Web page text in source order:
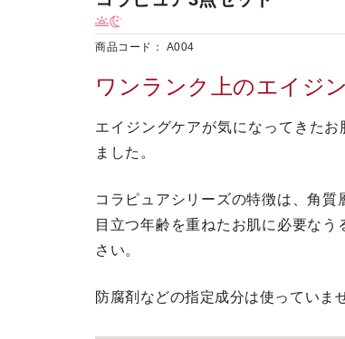
商品コード： A004
ワンランク上のエイジ
エイジングケアが気になってきた
ました。
コラピュアシリーズの特徴は、角
目立つ年齢を重ねたお肌に必要な
さい。
防腐剤などの指定成分は使っていま